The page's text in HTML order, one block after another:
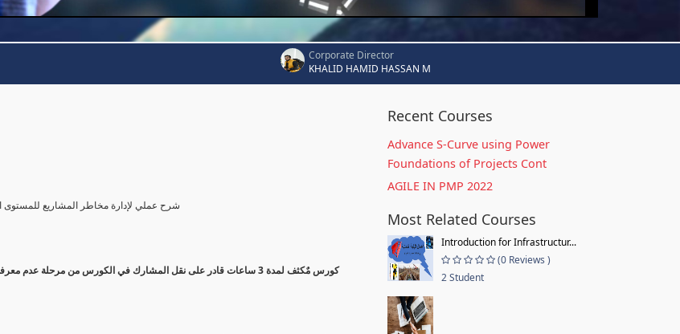
Corporate Director
KHALID HAMID HASSAN M
شرح عملي لإدارة مخاطر المشاريع للمستوى
كورس مٌكثف لمدة 3 ساعات قادر على نقل المشارك في الكورس من مرحلة
Recent Courses
Advance S-Curve using Power
Foundations of Projects Cont
AGILE IN PMP 2022
Most Related Courses
Introduction for Infrastructur...
(0 Reviews )
2 Student